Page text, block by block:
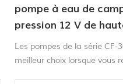
pompe à eau de
pression 12 V de
Les pompes de la série CF-
meilleur choix lorsque vous